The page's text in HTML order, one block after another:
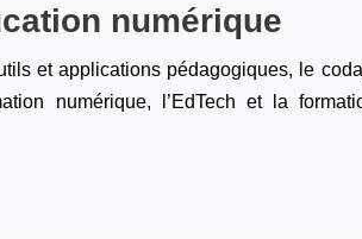
numérique
et applications pédagogiques, le
numérique, l’EdTech et la